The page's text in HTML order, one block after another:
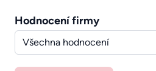
Hodnocení firmy
Všechna hodnocení